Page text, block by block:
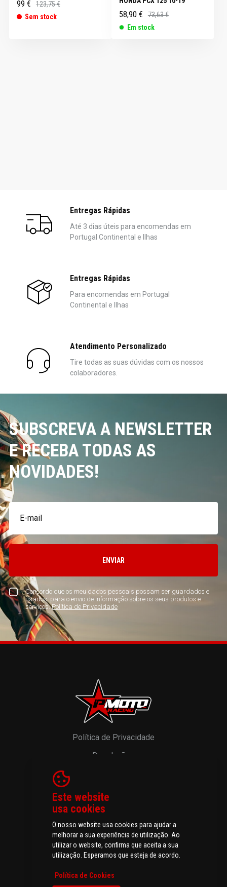
99 €
123,75 €
Sem stock
58,90 €
73,63 €
Em stock
Entregas Rápidas
Até 3 dias úteis para encomendas em
Portugal Continental e Ilhas
Entregas Rápidas
Para encomendas em Portugal
Continental e Ilhas
Atendimento Personalizado
Tire todas as suas dúvidas com os nossos
colaboradores.
SUBSCREVA A NEWSLETTER
E RECEBA TODAS AS
NOVIDADES!
Concordo que os meu dados pessoais possam ser guardados e
usados, para o envio de informação sobre os seus produtos e
serviços.Política de Privacidade
ENVIAR
Política de Privacidade
Devoluções
Livro de Reclamações
© 2026 P-MOTO - Peças e Acessórios para Motos.
Todos os direitos reservados
Este website
usa cookies
O nosso website usa cookies para ajudar a
melhorar a sua experiência de utilização. Ao
utilizar o website, confirma que aceita a sua
utilização. Esperamos que esteja de acordo.
Política de Cookies